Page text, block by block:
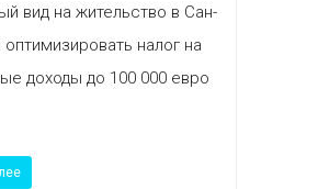
вид на жительство в Сан-
налог на
доходы до 100 000 евро